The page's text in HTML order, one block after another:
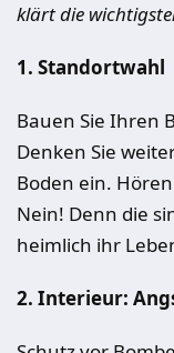
klärt die
1. Standortwahl
Bauen Sie Ihren
Denken Sie
Boden ein.
Nein! Denn die
heimlich ihr
2. Interieur: